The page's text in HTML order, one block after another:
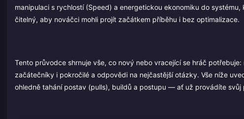
manipulaci s rychlostí (Speed) a energetickou ekonomiku do
čitelný, aby nováčci mohli projít začátkem příběhu i bez optimalizace.
Tento průvodce shrnuje vše, co nový nebo vracející se hráč
začátečníky i pokročilé a odpovědi na nejčastější otázky. Vše níže
ohledně tahání postav (pulls), buildů a postupu — ať už provádíte svůj